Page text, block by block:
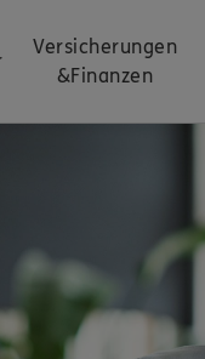
Versicherungen
&Finanzen